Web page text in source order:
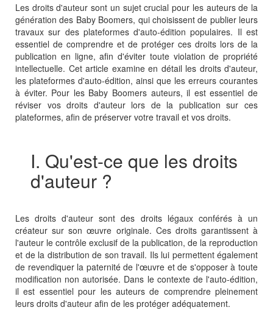
Les droits d'auteur sont un sujet crucial pour les auteurs de la
génération des Baby Boomers, qui choisissent de publier leurs
travaux sur des plateformes d'auto-édition populaires. Il est
essentiel de comprendre et de protéger ces droits lors de la
publication en ligne, afin d'éviter toute violation de propriété
intellectuelle. Cet article examine en détail les droits d'auteur,
les plateformes d'auto-édition, ainsi que les erreurs courantes
à éviter. Pour les Baby Boomers auteurs, il est essentiel de
réviser vos droits d'auteur lors de la publication sur ces
plateformes, afin de préserver votre travail et vos droits.
I. Qu'est-ce que les droits
d'auteur ?
Les droits d'auteur sont des droits légaux conférés à un
créateur sur son œuvre originale. Ces droits garantissent à
l'auteur le contrôle exclusif de la publication, de la reproduction
et de la distribution de son travail. Ils lui permettent également
de revendiquer la paternité de l'œuvre et de s'opposer à toute
modification non autorisée. Dans le contexte de l'auto-édition,
il est essentiel pour les auteurs de comprendre pleinement
leurs droits d'auteur afin de les protéger adéquatement.